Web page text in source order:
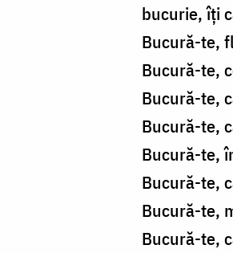
bucurie, îți
Bucură-te,
Bucură-te,
Bucură-te,
Bucură-te,
Bucură-te,
Bucură-te,
Bucură-te,
Bucură-te,